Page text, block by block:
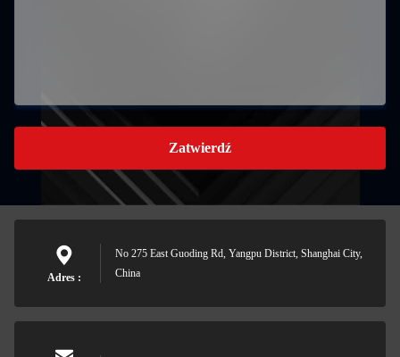
Zatwierdź
Adres :
No 275 East Guoding Rd, Yangpu District, Shanghai City,
China